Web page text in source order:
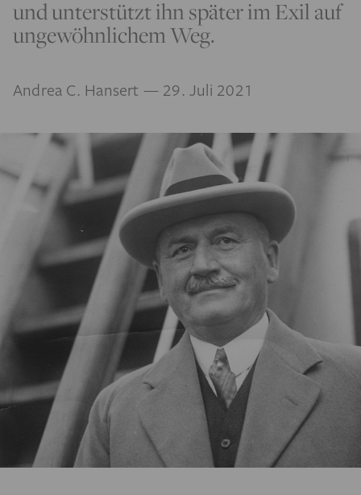
und unterstützt ihn später im Exil auf
ungewöhnlichem Weg.
Andrea C. Hansert — 29. Juli 2021